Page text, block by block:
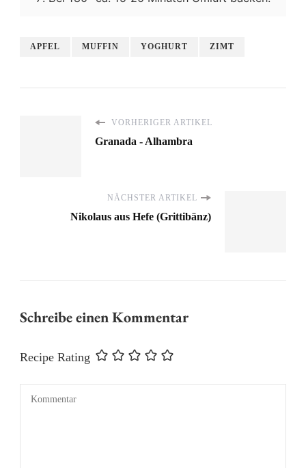
APFEL MUFFIN YOGHURT ZIMT
VORHERIGER ARTIKEL
Granada - Alhambra
NÄCHSTER ARTIKEL
Nikolaus aus Hefe (Grittibänz)
Schreibe einen Kommentar
Recipe Rating